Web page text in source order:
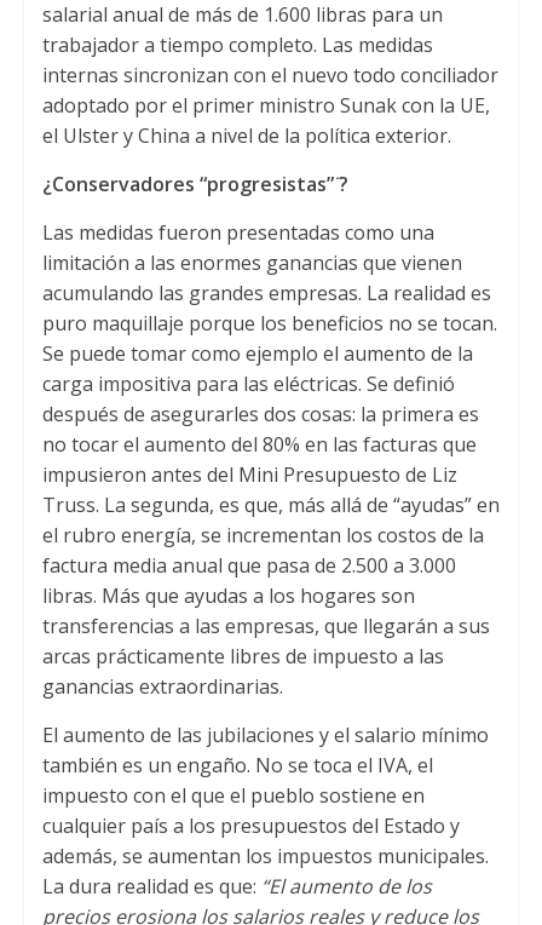
salarial anual de más de 1.600 libras para un
trabajador a tiempo completo. Las medidas
internas sincronizan con el nuevo todo conciliador
adoptado por el primer ministro Sunak con la UE,
el Ulster y China a nivel de la política exterior.
¿Conservadores “progresistas” ̈?
Las medidas fueron presentadas como una
limitación a las enormes ganancias que vienen
acumulando las grandes empresas. La realidad es
puro maquillaje porque los beneficios no se tocan.
Se puede tomar como ejemplo el aumento de la
carga impositiva para las eléctricas. Se definió
después de asegurarles dos cosas: la primera es
no tocar el aumento del 80% en las facturas que
impusieron antes del Mini Presupuesto de Liz
Truss. La segunda, es que, más allá de “ayudas” en
el rubro energía, se incrementan los costos de la
factura media anual que pasa de 2.500 a 3.000
libras. Más que ayudas a los hogares son
transferencias a las empresas, que llegarán a sus
arcas prácticamente libres de impuesto a las
ganancias extraordinarias.
El aumento de las jubilaciones y el salario mínimo
también es un engaño. No se toca el IVA, el
impuesto con el que el pueblo sostiene en
cualquier país a los presupuestos del Estado y
además, se aumentan los impuestos municipales.
La dura realidad es que: “El aumento de los
precios erosiona los salarios reales y reduce los